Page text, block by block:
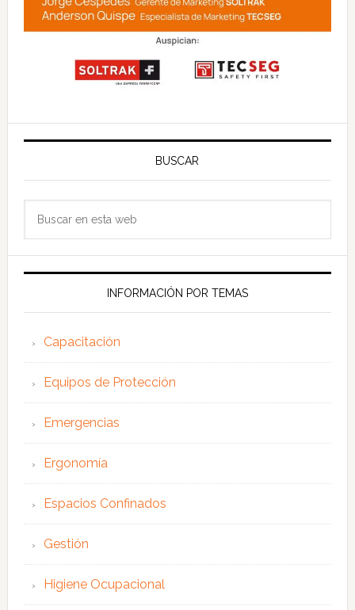
BUSCAR
web
INFORMACIÓN POR TEMAS
Capacitación
Equipos de Protección
Emergencias
Ergonomía
Espacios Confinados
Gestión
Higiene Ocupacional